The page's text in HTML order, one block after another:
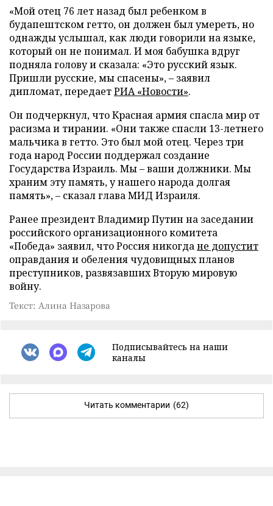
«Мой отец 76 лет назад был ребенком в
будапештском гетто, он должен был умереть, но
однажды услышал, как люди говорили на языке,
который он не понимал. И моя бабушка вдруг
подняла голову и сказала: «Это русский язык.
Пришли русские, мы спасены», – заявил
дипломат, передаетРИА «Новости».
Он подчеркнул, что Красная армия спасла мир от
расизма и тирании. «Они также спасли 13-летнего
мальчика в гетто. Это был мой отец. Через три
года народ России поддержал создание
Государства Израиль. Мы – ваши должники. Мы
храним эту память, у нашего народа долгая
память», – сказал глава МИД Израиля.
Ранее президент Владимир Путин на заседании
российского организационного комитета
«Победа» заявил, что Россия никогдане допустит
оправдания и обеления чудовищных планов
преступников, развязавших Вторую мировую
войну.
Текст: Алина Назарова
Подписывайтесь на наши
каналы
Читать комментарии (62)